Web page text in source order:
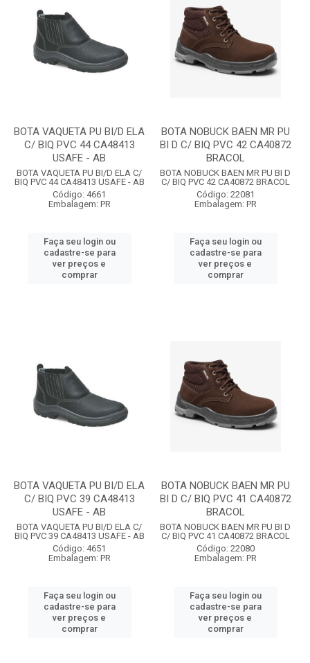
BOTA VAQUETA PU BI/D ELA
C/ BIQ PVC 44 CA48413
USAFE - AB
BOTA VAQUETA PU BI/D ELA C/
BIQ PVC 44 CA48413 USAFE - AB
Código: 4661
Embalagem: PR
Faça seu login ou
cadastre-se para
ver preços e
comprar
BOTA NOBUCK BAEN MR PU
BI D C/ BIQ PVC 42 CA40872
BRACOL
BOTA NOBUCK BAEN MR PU BI D
C/ BIQ PVC 42 CA40872 BRACOL
Código: 22081
Embalagem: PR
Faça seu login ou
cadastre-se para
ver preços e
comprar
BOTA VAQUETA PU BI/D ELA
C/ BIQ PVC 39 CA48413
USAFE - AB
BOTA VAQUETA PU BI/D ELA C/
BIQ PVC 39 CA48413 USAFE - AB
Código: 4651
Embalagem: PR
Faça seu login ou
cadastre-se para
ver preços e
comprar
BOTA NOBUCK BAEN MR PU
BI D C/ BIQ PVC 41 CA40872
BRACOL
BOTA NOBUCK BAEN MR PU BI D
C/ BIQ PVC 41 CA40872 BRACOL
Código: 22080
Embalagem: PR
Faça seu login ou
cadastre-se para
ver preços e
comprar